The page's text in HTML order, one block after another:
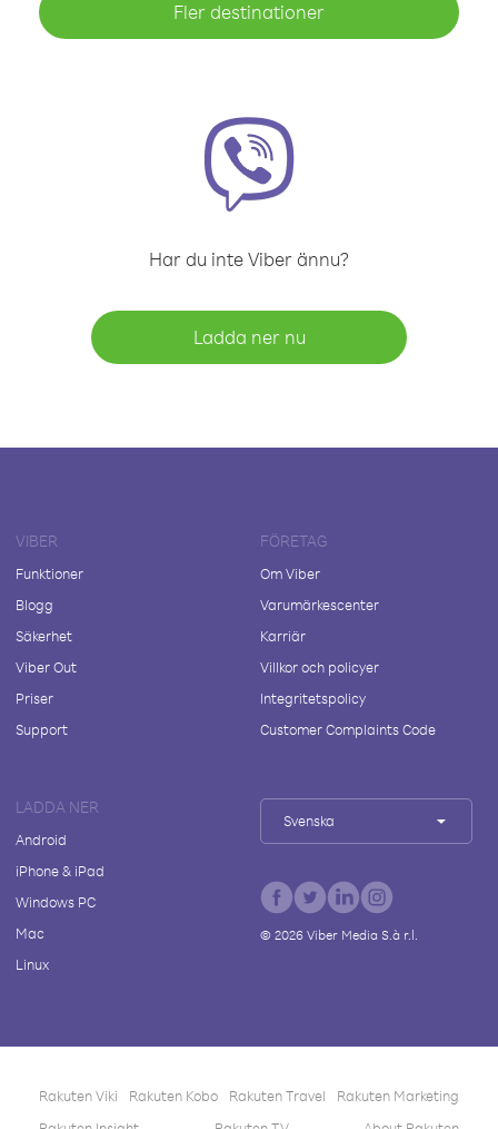
Fler destinationer
Har du inte Viber ännu?
Ladda ner nu
VIBER
Funktioner
Blogg
Säkerhet
Viber Out
Priser
Support
FÖRETAG
Om Viber
Varumärkescenter
Karriär
Villkor och policyer
Integritetspolicy
Customer Complaints Code
LADDA NER
Android
iPhone & iPad
Windows PC
Mac
Linux
Svenska
© 2026Viber Media S.à r.l.
Rakuten Viki Rakuten Kobo Rakuten Travel
Rakuten Marketing